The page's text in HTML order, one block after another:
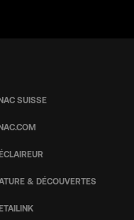
SUISSE
& DÉCOUVERTES